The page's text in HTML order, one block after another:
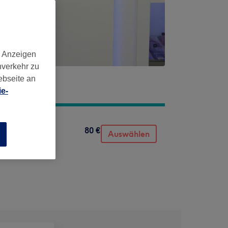
80 € Auswählen
zu
an